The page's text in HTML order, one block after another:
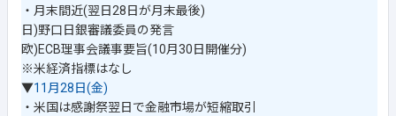
・月末間近(翌日28日が月末最後)
日)野口日銀審議委員の発言
欧)ECB理事会議事要旨(10月30日開催分)
※米経済指標はなし
▼11月28日(金)
・米国は感謝祭翌日で金融市場が短縮取引